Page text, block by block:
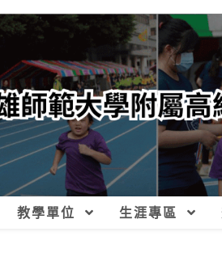
教學單位 生涯專區